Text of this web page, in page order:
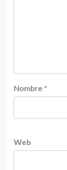
Nombre *
Web